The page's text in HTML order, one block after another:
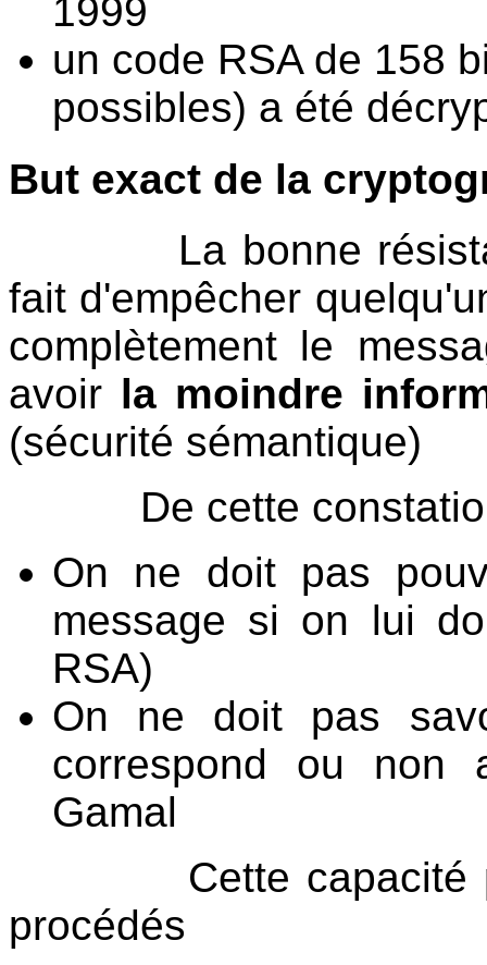
1999
un code RSA de 158
possibles) a été
But exact de la
La bonne
fait d'empêcher
complètement le
avoir la moindre
(sécurité sémantique)
De cette constation
On ne doit pas
message si on lui
RSA)
On ne doit pas
correspond ou non
Gamal
Cette capacité
procédés